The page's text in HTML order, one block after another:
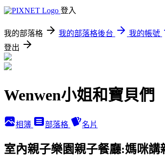
登入
我的部落格 我的部落格後台
我的帳號
登出
Wenwen小姐和寶貝們
相簿 部落格 名片
室內親子樂園親子餐廳:媽咪